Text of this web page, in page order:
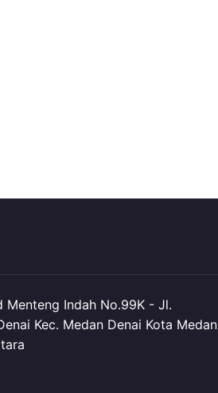
Menteng Indah No.99K - Jl.
Kec. Medan Denai Kota Medan